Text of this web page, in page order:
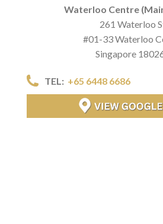
Waterloo Centre
261 Waterloo
#01-33 Waterloo
Singapore
TEL: +65 6448 6686